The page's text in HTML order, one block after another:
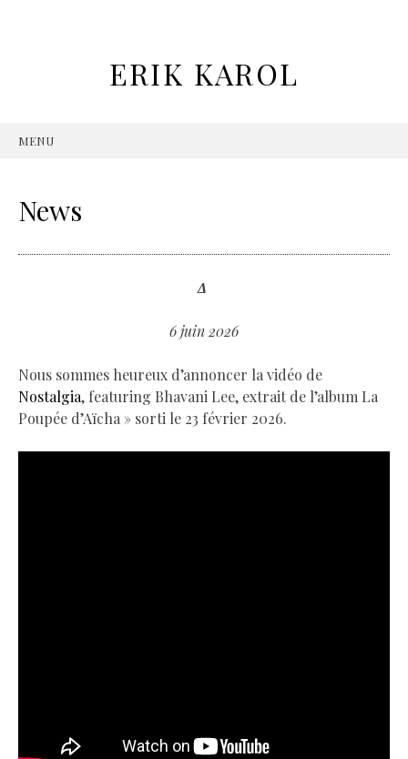
ERIK KAROL
MENU
News
Δ
6 juin 2026
Nous sommes heureux d’annoncer la vidéo de
Nostalgia, featuring Bhavani Lee, extrait de l’album La
Poupée d’Aïcha » sorti le 23 février 2026.